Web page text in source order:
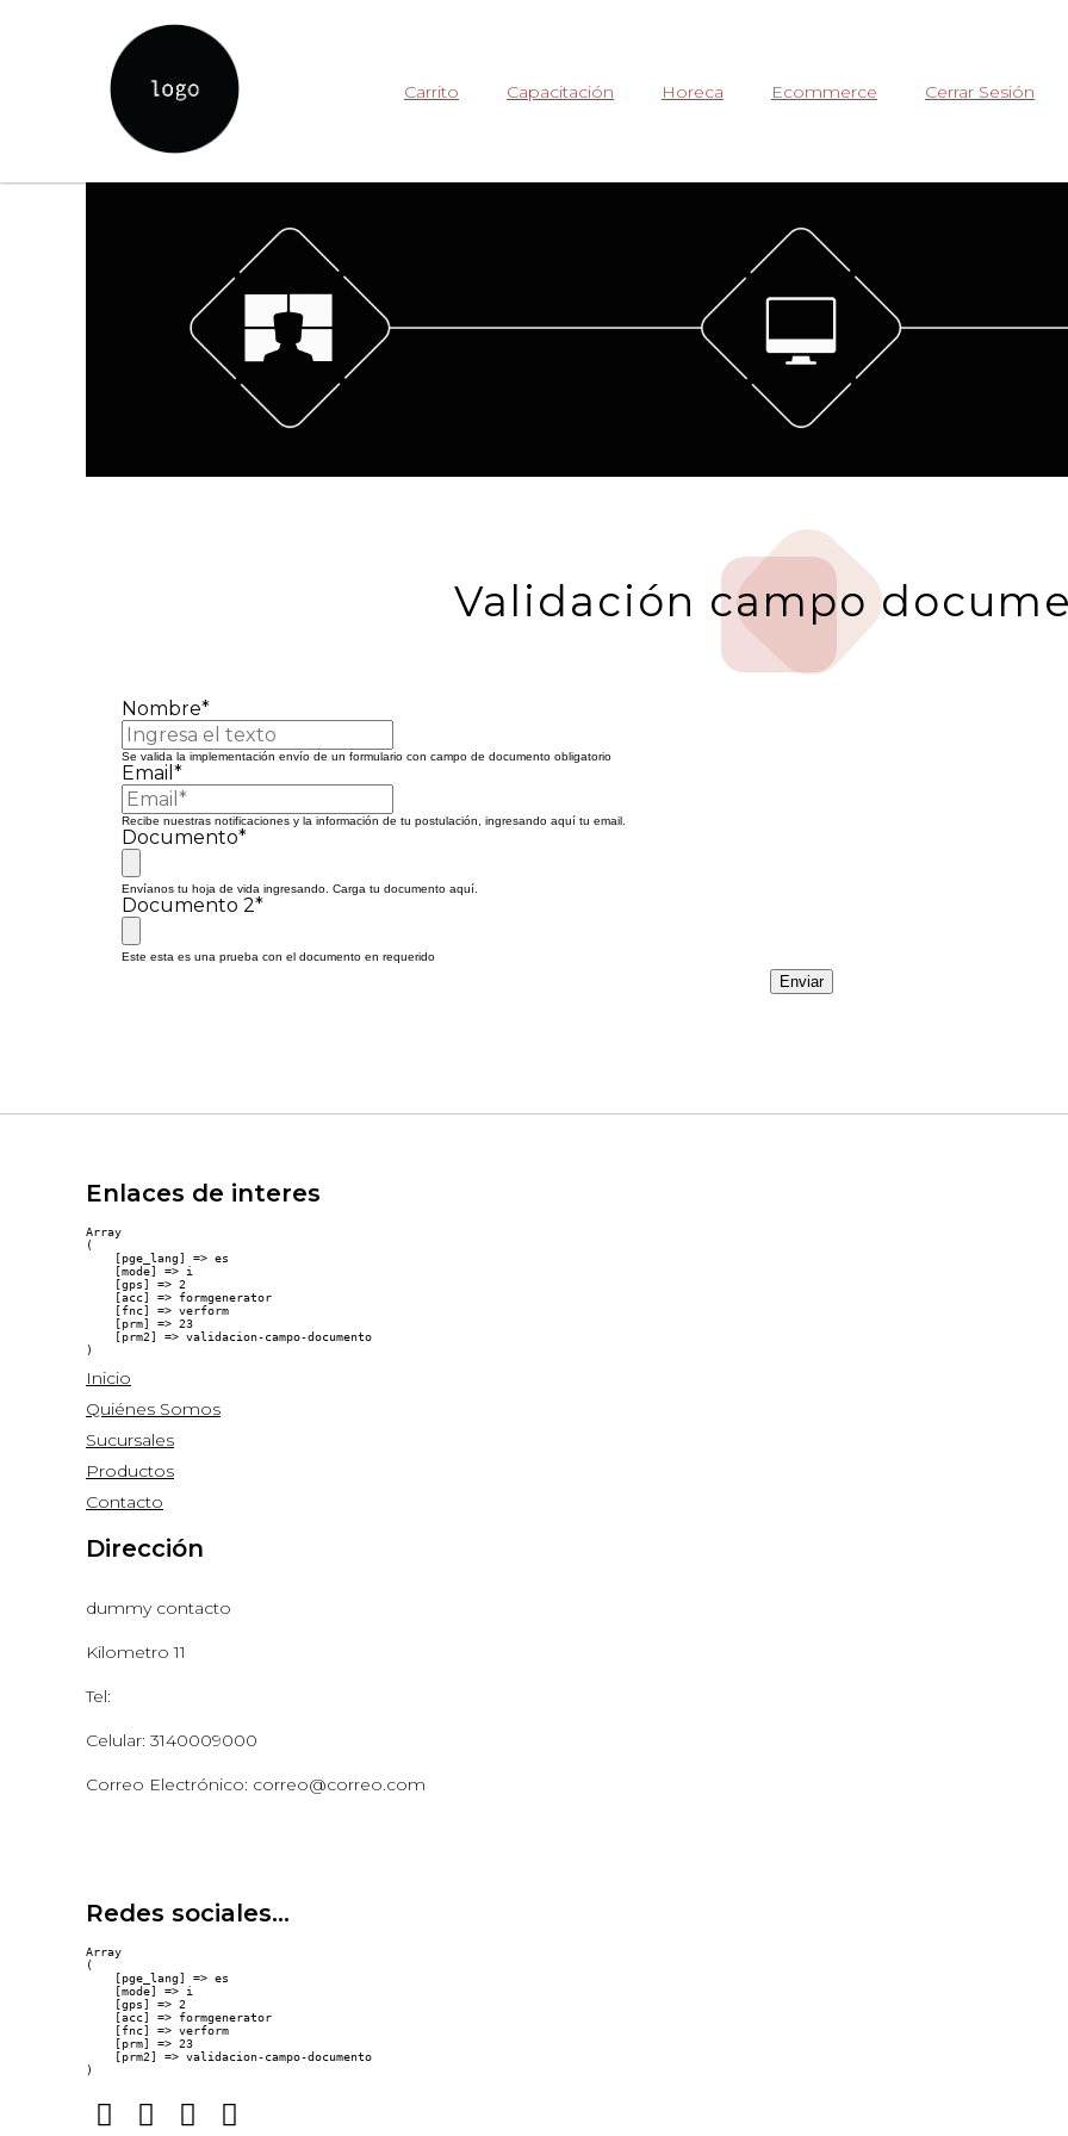
Carrito Capacitación Horeca Ecommerce Cerrar Sesión
Validación campo
Nombre*
Se valida la implementación envío de un formulario con campo de documento obligatorio
Email*
Recibe nuestras notificaciones y la información de tu postulación, ingresando aquí tu email.
Documento*
Envíanos tu hoja de vida ingresando. Carga tu documento aquí.
Documento 2*
Este esta es una prueba con el documento en requerido
Enviar
Enlaces de interes
Array
(
    [pge_lang] => es
    [mode] => i
    [gps] => 2
    [acc] => formgenerator
    [fnc] => verform
    [prm] => 23
    [prm2] => validacion-campo-documento
Inicio
Quiénes Somos
Sucursales
Productos
Contacto
Dirección
dummy contacto
Kilometro 11
Tel:
Celular: 3140009000
Correo Electrónico: correo@correo.com
Redes sociales...
Array
(
    [pge_lang] => es
    [mode] => i
    [gps] => 2
    [acc] => formgenerator
    [fnc] => verform
    [prm] => 23
    [prm2] => validacion-campo-documento